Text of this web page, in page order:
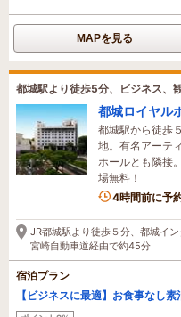
MAPを見る
都城駅より徒歩5分、ビジネス、
都城ロイヤル
都城駅から徒歩
地。有名アーテ
ホールとも隣接
場無料！
4時間前に予
JR都城駅より徒歩５分、都城イ
宮崎自動車道経由で約45分
宿泊プラン
【ビジネスに最適】お食事なし